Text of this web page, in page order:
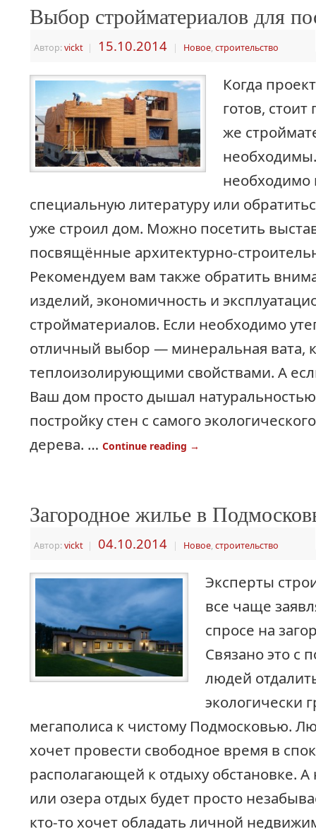
Выбор стройматериалов для
Автор:vickt | 15.10.2014 | Новое, строительство
Когда
готов,
же
необходимо
специальную литературу или
уже строил дом. Можно посетить
посвящённые архитектурно-
Рекомендуем вам также обратить
изделий, экономичность и
стройматериалов. Если необходимо
отличный выбор — минеральная вата,
теплоизолирующими свойствами. А
Ваш дом просто дышал
постройку стен с самого
дерева. … Continue reading →
Загородное жилье в
Автор:vickt | 04.10.2014 | Новое, строительство
Эксперты
все чаще
спросе на
Связано это с
людей
экологически
мегаполиса к чистому Подмосковью.
хочет провести свободное время в
располагающей к отдыху обстановке. А
или озера отдых будет просто
кто-то хочет обладать личной